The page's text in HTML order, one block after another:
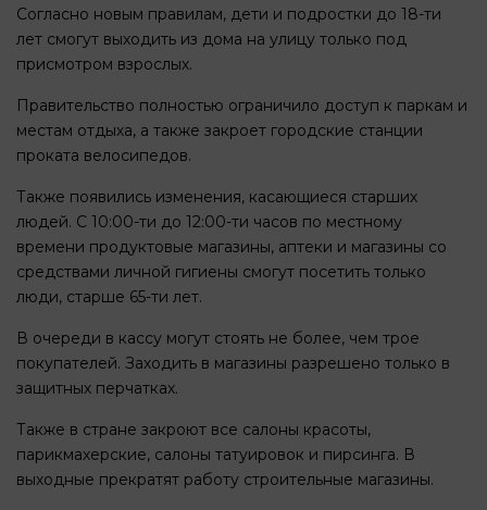
Согласно новым правилам, дети и подростки до 18-ти
лет смогут выходить из дома на улицу только под
присмотром взрослых.
Правительство полностью ограничило доступ к паркам и
местам отдыха, а также закроет городские станции
проката велосипедов.
Также появились изменения, касающиеся старших
людей. С 10:00-ти до 12:00-ти часов по местному
времени продуктовые магазины, аптеки и магазины со
средствами личной гигиены смогут посетить только
люди, старше 65-ти лет.
В очереди в кассу могут стоять не более, чем трое
покупателей. Заходить в магазины разрешено только в
защитных перчатках.
Также в стране закроют все салоны красоты,
парикмахерские, салоны татуировок и пирсинга. В
выходные прекратят работу строительные магазины.